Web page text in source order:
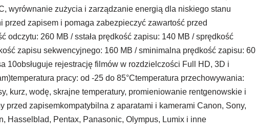
wyrównanie zużycia i zarządzanie energią dla niskiego stanu
przed zapisem i pomaga zabezpieczyć zawartość przed
odczytu: 260 MB / sstała prędkość zapisu: 140 MB / sprędkość
zapisu sekwencyjnego: 160 MB / sminimalna prędkość zapisu: 60
10obsługuje rejestrację filmów w rozdzielczości Full HD, 3D i
pracy: od -25 do 85°Ctemperatura przechowywania:
kurz, wodę, skrajne temperatury, promieniowanie rentgenowskie i
przed zapisemkompatybilna z aparatami i kamerami Canon, Sony,
Hasselblad, Pentax, Panasonic, Olympus, Lumix i inne